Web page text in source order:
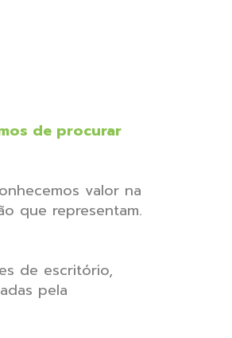
de procurar
valor na
que representam.
de escritório,
pela